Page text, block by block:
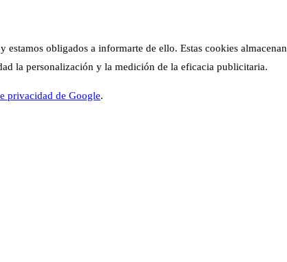
estamos obligados a informarte de ello. Estas cookies almacenan
la personalización y la medición de la eficacia publicitaria.
privacidad de Google.